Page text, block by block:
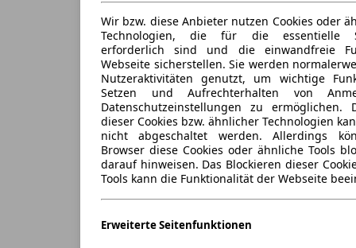
Wir bzw. diese Anbieter nutzen Cookies oder
Technologien, die für die essentielle
erforderlich sind und die einwandfreie
Webseite sicherstellen. Sie werden
Nutzeraktivitäten genutzt, um wichtige
Setzen und Aufrechterhalten von
Datenschutzeinstellungen zu ermöglichen.
dieser Cookies bzw. ähnlicher Technologien
nicht abgeschaltet werden. Allerdings
Browser diese Cookies oder ähnliche Tools
darauf hinweisen. Das Blockieren dieser
Tools kann die Funktionalität der Webseite
Erweiterte Seitenfunktionen